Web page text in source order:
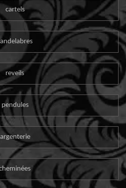
cartels
reveils
pendules
argenterie